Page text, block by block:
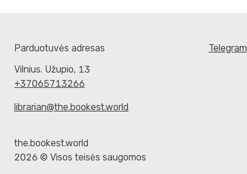
Parduotuvės adresas
Vilnius. Užupio, 13
+37065713266
librarian@the.bookest.world
Telegram
the.bookest.world
2026 © Visos teisės saugomos